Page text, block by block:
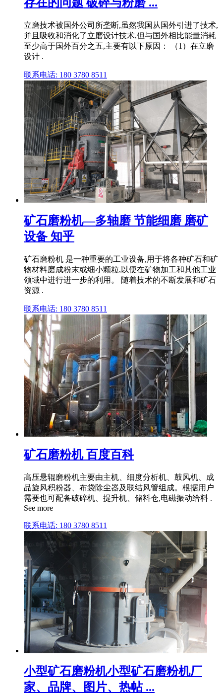
存在的问题 破碎与粉磨 ...
立磨技术被国外公司所垄断,虽然我国从国外引进了技术,
并且吸收和消化了立磨设计技术,但与国外相比能量消耗
至少高于国外百分之五,主要有以下原因： （1）在立磨
设计 .
联系电话: 180 3780 8511
矿石磨粉机—多轴磨 节能细磨 磨矿
设备 知乎
矿石磨粉机 是一种重要的工业设备,用于将各种矿石和矿
物材料磨成粉末或细小颗粒,以便在矿物加工和其他工业
领域中进行进一步的利用。 随着技术的不断发展和矿石
资源 .
联系电话: 180 3780 8511
矿石磨粉机 百度百科
高压悬辊磨粉机主要由主机、细度分析机、鼓风机、成
品旋风积粉器、布袋除尘器及联结风管组成。根据用户
需要也可配备破碎机、提升机、储料仓,电磁振动给料 .
See more
联系电话: 180 3780 8511
小型矿石磨粉机小型矿石磨粉机厂
家、品牌、图片、热帖 ...